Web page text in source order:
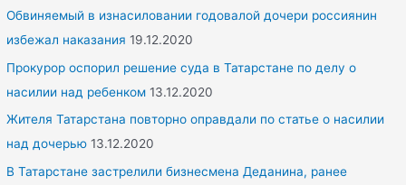
r
Обвиняемый в изнасиловании годовалой дочери россиянин
избежал наказания 19.12.2020
Прокурор оспорил решение суда в Татарстане по делу о
насилии над ребенком 13.12.2020
Жителя Татарстана повторно оправдали по статье о насилии
над дочерью 13.12.2020
В Татарстане застрелили бизнесмена Деданина, ранее